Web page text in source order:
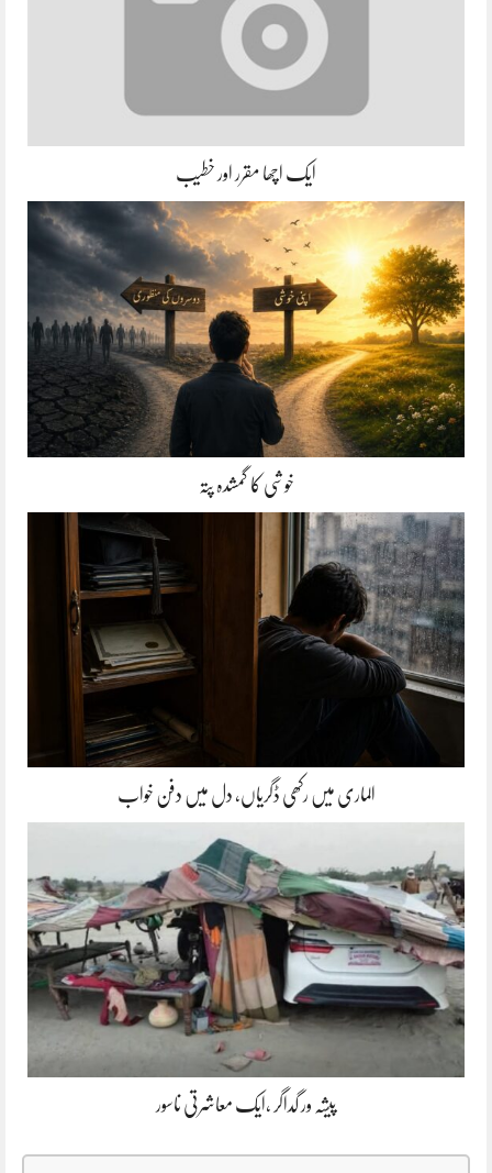
ایک اچھا مقرر اور خطیب
خوشی کا گمشدہ پتہ
الماری میں رکھی ڈگریاں، دل میں دفن خواب
پیشہ ور گداگر ،ایک معاشرتی ناسور